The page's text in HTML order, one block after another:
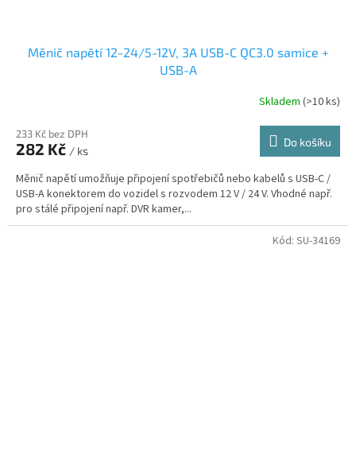
Měnič napětí 12-24/5-12V, 3A USB-C QC3.0 samice +
USB-A
Skladem (>10 ks)
233 Kč bez DPH
282 Kč / ks
Do košíku
Měnič napětí umožňuje připojení spotřebičů nebo kabelů s USB-C /
USB-A konektorem do vozidel s rozvodem 12 V / 24 V. Vhodné např.
pro stálé připojení např. DVR kamer,...
Kód: SU-34169